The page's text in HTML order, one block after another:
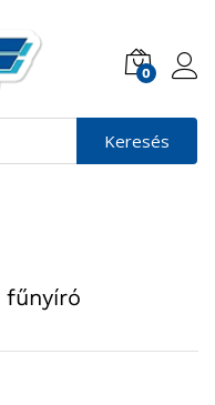
0
Keresés
fűnyíró